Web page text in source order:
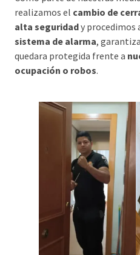
realizamos el cambio de
alta seguridady procedimos
sistema de alarma,
quedara protegida frente a
ocupación o robos.